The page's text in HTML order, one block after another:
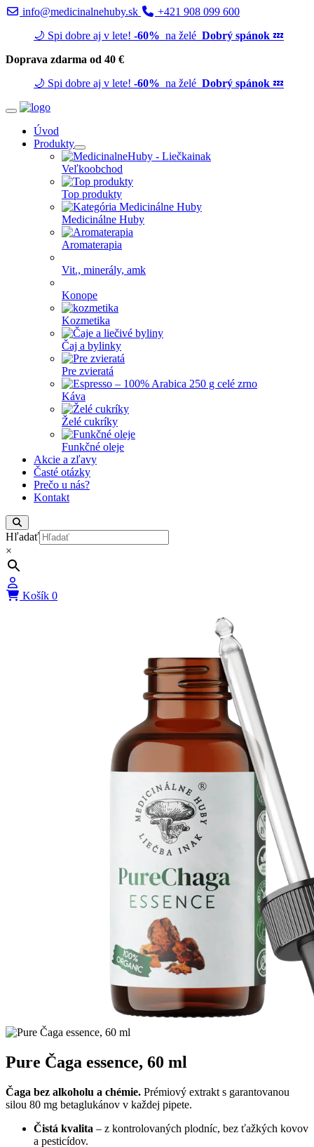
info@medicinalnehuby.sk
+421 908 099 600
🌙 Spi dobre aj v lete! -60% na želé Dobrý spánok 💤
Doprava zdarma od 40 €
🌙 Spi dobre aj v lete! -60% na želé Dobrý spánok 💤
Úvod
Produkty
Veľkoobchod
Top produkty
Medicinálne Huby
Aromaterapia
Vit., minerály, amk
Konope
Kozmetika
Čaj a bylinky
Pre zvieratá
Káva
Želé cukríky
Funkčné oleje
Akcie a zľavy
Časté otázky
Prečo u nás?
Kontakt
Hľadať
×
Košík 0
Pure Čaga essence, 60 ml
Čaga bez alkoholu a chémie. Prémiový extrakt s garantovanou
silou 80 mg betaglukánov v každej pipete.
Čistá kvalita – z kontrolovaných plodníc, bez ťažkých kovov
a pesticídov.